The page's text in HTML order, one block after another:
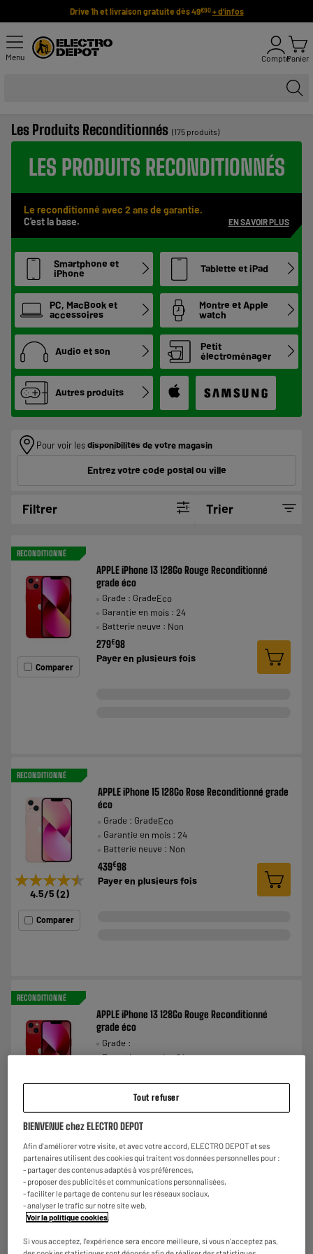
Drive 1h et livraison gratuite dès 49€90 + d'infos
Menu ComptePanier
Les Produits Reconditionnés (175 produits)
LES PRODUITS RECONDITIONNÉS
Le reconditionné avec 2 ans de garantie.
C'est la base.
EN SAVOIR PLUS
Smartphone et
iPhone
Tablette et iPad
PC, MacBook et
accessoires
Montre et Apple
watch
Audio et son
Petit
électroménager
Autres produits
Pour voir lesdisponibilités de votre magasin
Entrez votre code postal ou ville
Filtrer Trier
RECONDITIONNÉ
Comparer
APPLE iPhone 13 128Go Rouge Reconditionné
grade éco
Grade : GradeEco
Garantie en mois : 24
Batterie neuve : Non
279€98
Payer enplusieurs fois
RECONDITIONNÉ
★★★★★
★★★★★
4.5/5 (2)
Comparer
APPLE iPhone 15 128Go Rose Reconditionné grade
éco
Grade : GradeEco
Garantie en mois : 24
Batterie neuve : Non
439€98
Payer enplusieurs fois
RECONDITIONNÉ
3.9/5(13)
Comparer
APPLE iPhone 13 128Go Rouge Reconditionné
grade éco
Grade :
Garantie en mois : 24
€
Payer enplusieurs fois
RECONDITIONNÉ
Smartphone SAMSUNG Galaxy S24 ULTRA 256Go Noir
Reconditionné grade éco
Tout refuser
BIENVENUE chez ELECTRO DEPOT
Afin d'améliorer votre visite, et avec votre accord, ELECTRO DEPOT et ses
partenaires utilisent des cookies qui traitent vos données personnelles pour :
- partager des contenus adaptés à vos préférences,
- proposer des publicités et communications personnalisées,
- faciliter le partage de contenu sur les réseaux sociaux,
- analyser le trafic sur notre site web.
Voir la politique cookies.
Si vous acceptez, l'expérience sera encore meilleure, si vous n'acceptez pas,